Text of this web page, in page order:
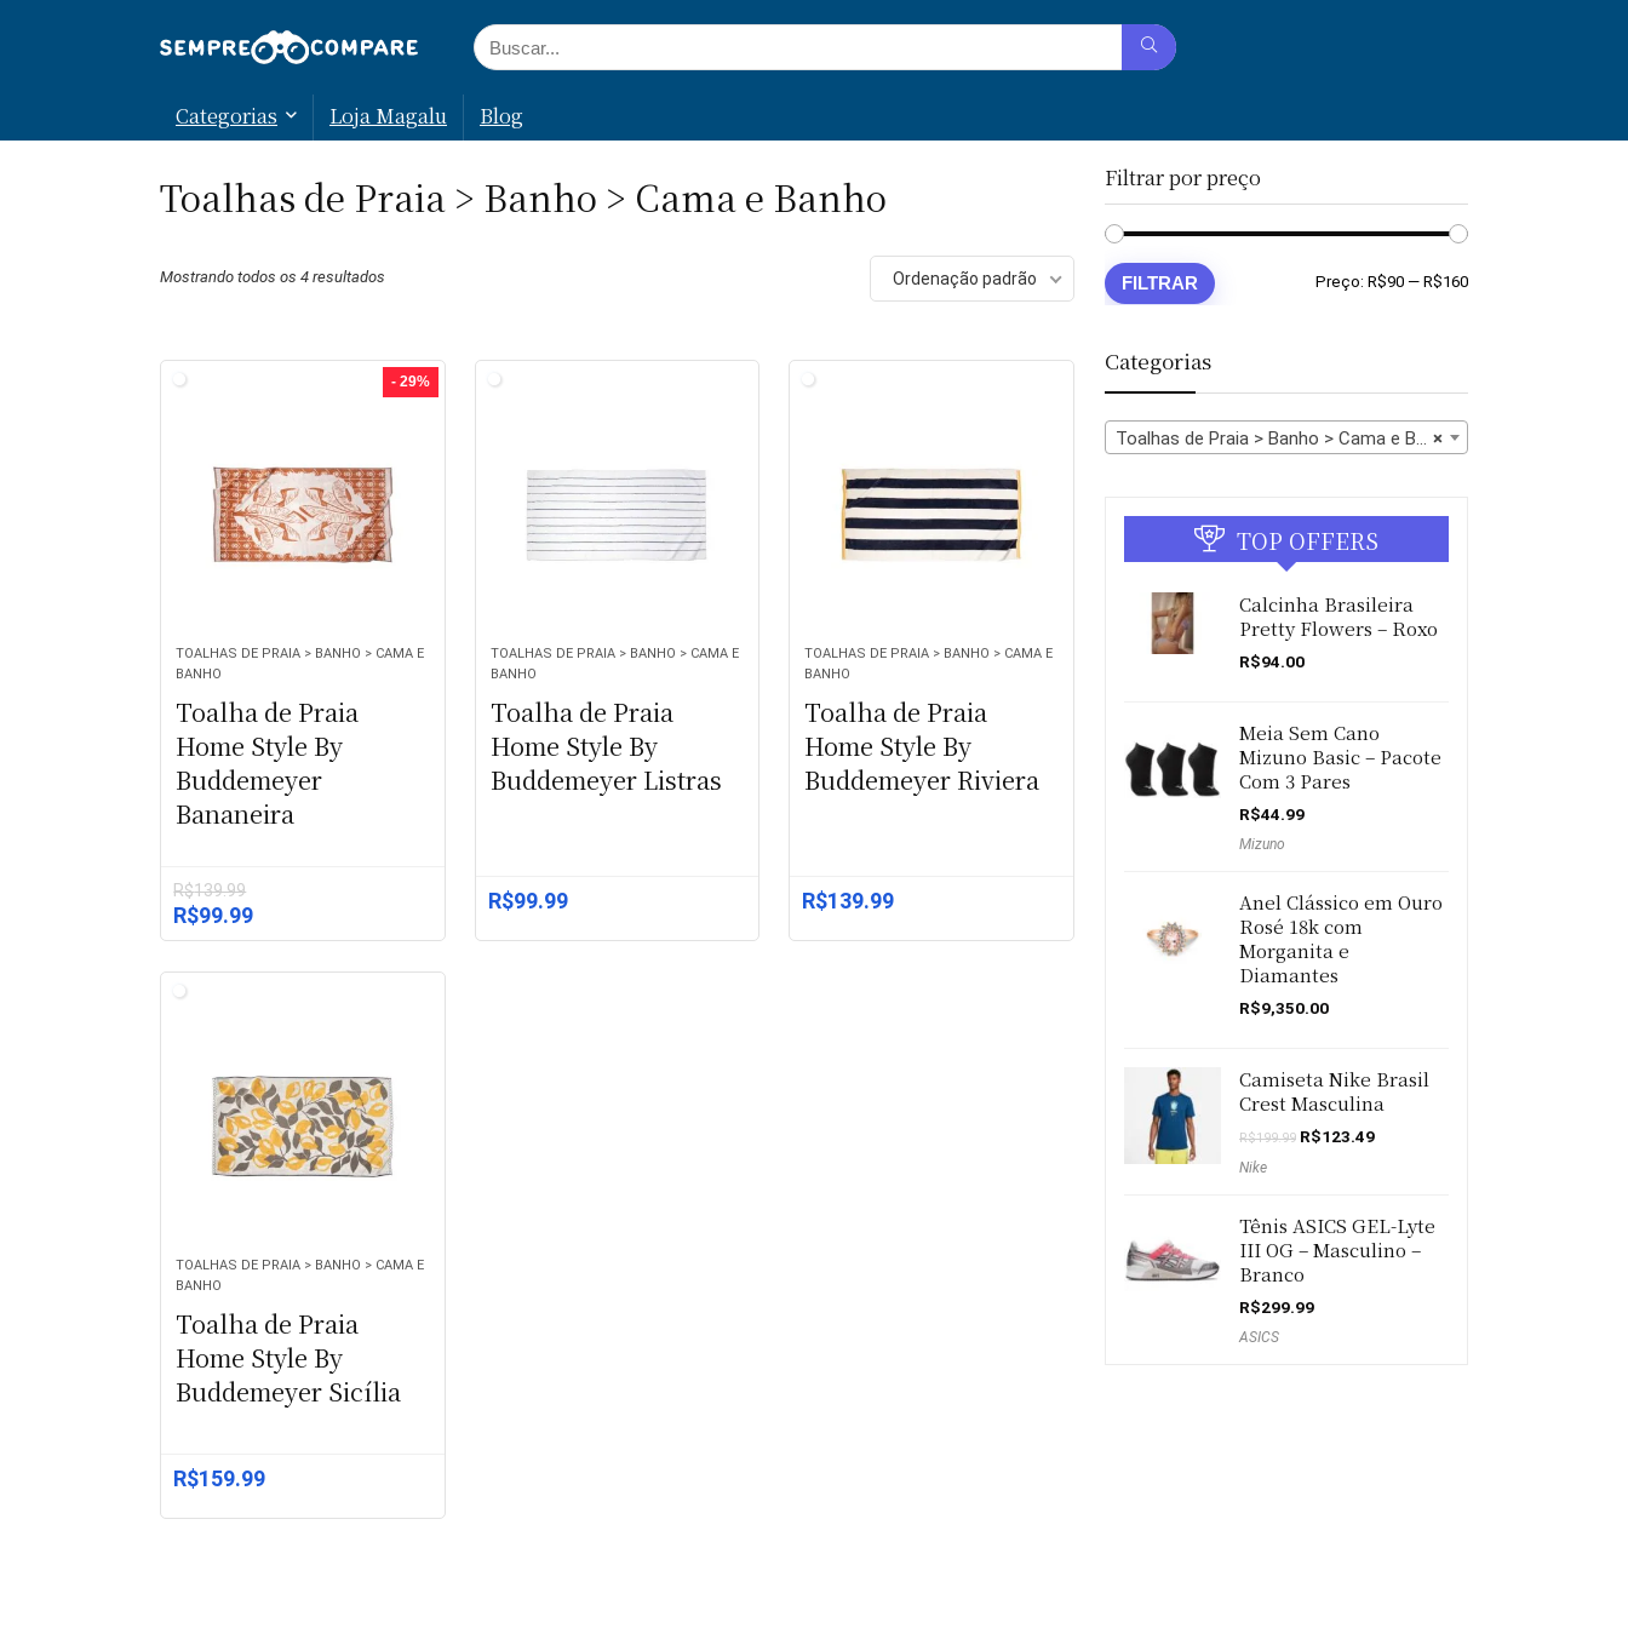
Categorias Loja Magalu Blog
Toalhas de Praia > Banho > Cama e Banho
Mostrando todos os 4 resultados Ordenação padrão
- 29%
TOALHAS DE PRAIA > BANHO > CAMA E
BANHO
Toalha de Praia
Home Style By
Buddemeyer
Bananeira
R$139.99
O
preço
era:
R$99.99O
preço
TOALHAS DE PRAIA > BANHO > CAMA E
BANHO
Toalha de Praia
Home Style By
Buddemeyer Listras
R$99.99
TOALHAS DE PRAIA > BANHO > CAMA E
BANHO
Toalha de Praia
Home Style By
Buddemeyer Riviera
R$139.99
TOALHAS DE PRAIA > BANHO > CAMA E
BANHO
Toalha de Praia
Home Style By
Buddemeyer Sicília
R$159.99
Filtrar por preço
Preço
Preço
FILTRAR Preço: R$90 — R$160
Categorias
×
Toalhas de Praia > Banho > Cama e Banho
TOP OFFERS
Calcinha Brasileira
Pretty Flowers – Roxo
R$94.00
Meia Sem Cano
Mizuno Basic – Pacote
Com 3 Pares
R$44.99
Mizuno
Anel Clássico em Ouro
Rosé 18k com
Morganita e
Diamantes
R$9,350.00
Camiseta Nike Brasil
Crest Masculina
R$199.99 O
R$123.49O
Nike
Tênis ASICS GEL-Lyte
III OG – Masculino –
Branco
R$299.99
ASICS